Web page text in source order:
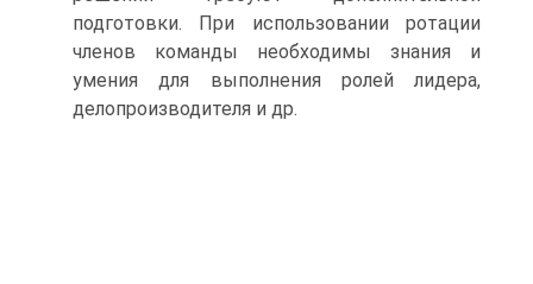
подготовки. При использовании ротации
членов команды необходимы знания и
умения для выполнения ролей лидера,
делопроизводителя и др.